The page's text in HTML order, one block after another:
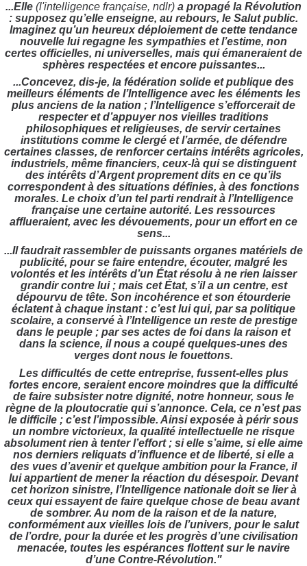
...Elle (l'intelligence française, ndlr) a propagé la Révolution
: supposez qu’elle enseigne, au rebours, le Salut public.
Imaginez qu’un heureux déploiement de cette tendance
nouvelle lui regagne les sympathies et l’estime, non
certes officielles, ni universelles, mais qui émaneraient de
sphères respectées et encore puissantes...
...Concevez, dis-je, la fédération solide et publique des
meilleurs éléments de l’Intelligence avec les éléments les
plus anciens de la nation ; l’Intelligence s’efforcerait de
respecter et d’appuyer nos vieilles traditions
philosophiques et religieuses, de servir certaines
institutions comme le clergé et l’armée, de défendre
certaines classes, de renforcer certains intérêts agricoles,
industriels, même financiers, ceux-là qui se distinguent
des intérêts d’Argent proprement dits en ce qu’ils
correspondent à des situations définies, à des fonctions
morales. Le choix d’un tel parti rendrait à l’Intelligence
française une certaine autorité. Les ressources
afflueraient, avec les dévouements, pour un effort en ce
sens...
...Il faudrait rassembler de puissants organes matériels de
publicité, pour se faire entendre, écouter, malgré les
volontés et les intérêts d’un État résolu à ne rien laisser
grandir contre lui ; mais cet État, s’il a un centre, est
dépourvu de tête. Son incohérence et son étourderie
éclatent à chaque instant : c’est lui qui, par sa politique
scolaire, a conservé à l’Intelligence un reste de prestige
dans le peuple ; par ses actes de foi dans la raison et
dans la science, il nous a coupé quelques-unes des
verges dont nous le fouettons.
Les difficultés de cette entreprise, fussent-elles plus
fortes encore, seraient encore moindres que la difficulté
de faire subsister notre dignité, notre honneur, sous le
règne de la ploutocratie qui s’annonce. Cela, ce n’est pas
le difficile ; c’est l’impossible. Ainsi exposée à périr sous
un nombre victorieux, la qualité intellectuelle ne risque
absolument rien à tenter l’effort ; si elle s’aime, si elle aime
nos derniers reliquats d’influence et de liberté, si elle a
des vues d’avenir et quelque ambition pour la France, il
lui appartient de mener la réaction du désespoir. Devant
cet horizon sinistre, l’Intelligence nationale doit se lier à
ceux qui essayent de faire quelque chose de beau avant
de sombrer. Au nom de la raison et de la nature,
conformément aux vieilles lois de l’univers, pour le salut
de l’ordre, pour la durée et les progrès d’une civilisation
menacée, toutes les espérances flottent sur le navire
d’une Contre-Révolution."